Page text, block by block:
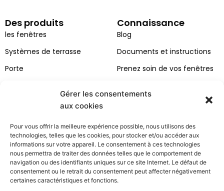
Gérer les consentements
aux cookies
Pour vous offrir la meilleure expérience possible, nous utilisons des
technologies, telles que les cookies, pour stocker et/ou accéder aux
informations sur votre appareil. Le consentement à ces technologies
nous permettra de traiter des données telles que le comportement de
navigation ou des identifiants uniques sur ce site Internet. Le défaut de
consentement ou le retrait du consentement peut affecter négativement
certaines caractéristiques et fonctions.
e
o
e
n
t
r
a
Des produits
les fenêtres
Systèmes de terrasse
Porte
portes
Connaissance
Blog
Documents et instructions
Prenez soin de vos fenêtres
Bertrand
À propos de la société
Projets
Espace client
contact
Demande de service